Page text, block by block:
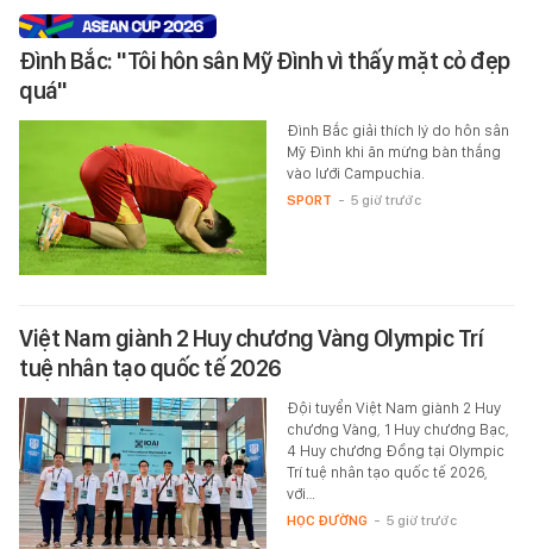
Đình Bắc: "Tôi hôn sân Mỹ Đình vì thấy mặt cỏ đẹp
quá"
Đình Bắc giải thích lý do hôn sân
Mỹ Đình khi ăn mừng bàn thắng
vào lưới Campuchia.
SPORT - 5 giờ trước
Việt Nam giành 2 Huy chương Vàng Olympic Trí
tuệ nhân tạo quốc tế 2026
Đội tuyển Việt Nam giành 2 Huy
chương Vàng, 1 Huy chương Bạc,
4 Huy chương Đồng tại Olympic
Trí tuệ nhân tạo quốc tế 2026,
với…
HỌC ĐƯỜNG - 5 giờ trước